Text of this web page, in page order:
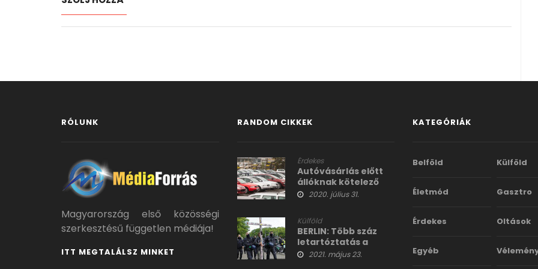
RÓLUNK
Magyarország első közösségi
szerkesztésű független médiája!
ITT MEGTALÁLSZ MINKET
RANDOM CIKKEK
Érdekes
Autóvásárlás előtt
állóknak kötelező
böngésznivaló
2020. július 31.
Külföld
BERLIN: Több száz
letartóztatás a
korona tüntetésen
2021. május 23.
KATEGÓRIÁK
Belföld Külföld
Életmód Gasztro
Érdekes Oltások
Egyéb